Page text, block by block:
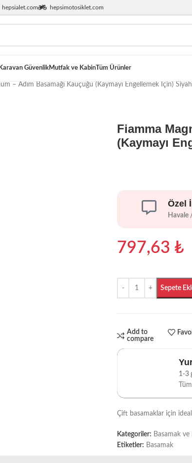
hepsialet.com hepsimotosiklet.com
Karavan GüvenlikMutfak ve KabinTüm Ürünler
– Adım Basamağı Kauçuğu (Kaymayı Engellemek İçin) Siyah
Fiamma
(Kaymayı
Özel
Havale
797,63 ₺
Sepete
Add to
compare
1-3
Çift basamaklar için
Kategoriler: Basamak
Etiketler: Basamak